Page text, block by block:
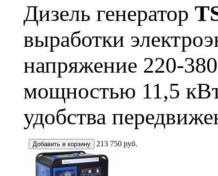
Дизель генератор
выработки
напряжение 220-
мощностью 11,5
удобства
213 750 руб.